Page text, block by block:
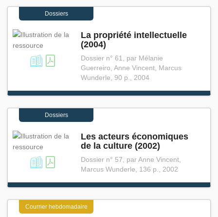
Dossiers
La propriété intellectuelle
(2004)
Dossier n° 61, par Mélanie
Guerreiro, Anne Vincent, Marcus
Wunderle, 90 p., 2004
Dossiers
Les acteurs économiques
de la culture (2002)
Dossier n° 57, par Anne Vincent,
Marcus Wunderle, 136 p., 2002
Courrier hebdomadaire